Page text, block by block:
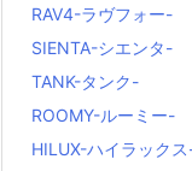
RAV4-ラヴフォー-
SIENTA-シエンタ-
TANK-タンク-
ROOMY-ルーミー-
HILUX-ハイラック